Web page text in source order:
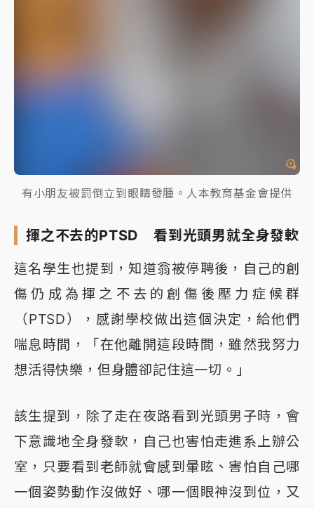
有小朋友被罰倒立到眼睛發腫。人本教育基金會提供
揮之不去的PTSD 看到光頭男就全身發軟
這名學生也提到，知道翁被停聘後，自己的創
傷仍成為揮之不去的創傷後壓力症候群
（PTSD），感謝學校做出這個決定，給他們
喘息時間，「在他離開這段時間，雖然我努力
想活得快樂，但身體卻記住這一切。」
該生提到，除了走在夜路看到光頭男子時，會
下意識地全身發軟，自己也害怕走進系上辦公
室，只要看到老師就會感到暈眩、害怕自己哪
一個姿勢動作沒做好、哪一個眼神沒到位，又